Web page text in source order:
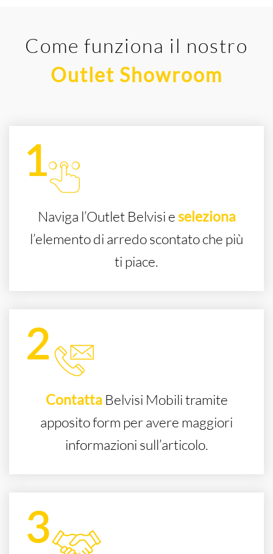
Come funziona il nostro
Outlet Showroom
Naviga l’Outlet Belvisi eseleziona
l’elemento di arredo scontato che più
ti piace.
ContattaBelvisi Mobili tramite
apposito form per avere maggiori
informazioni sull’articolo.